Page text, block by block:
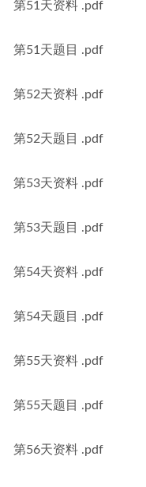
第51天资料 .pdf
第51天题目 .pdf
第52天资料 .pdf
第52天题目 .pdf
第53天资料 .pdf
第53天题目 .pdf
第54天资料 .pdf
第54天题目 .pdf
第55天资料 .pdf
第55天题目 .pdf
第56天资料 .pdf